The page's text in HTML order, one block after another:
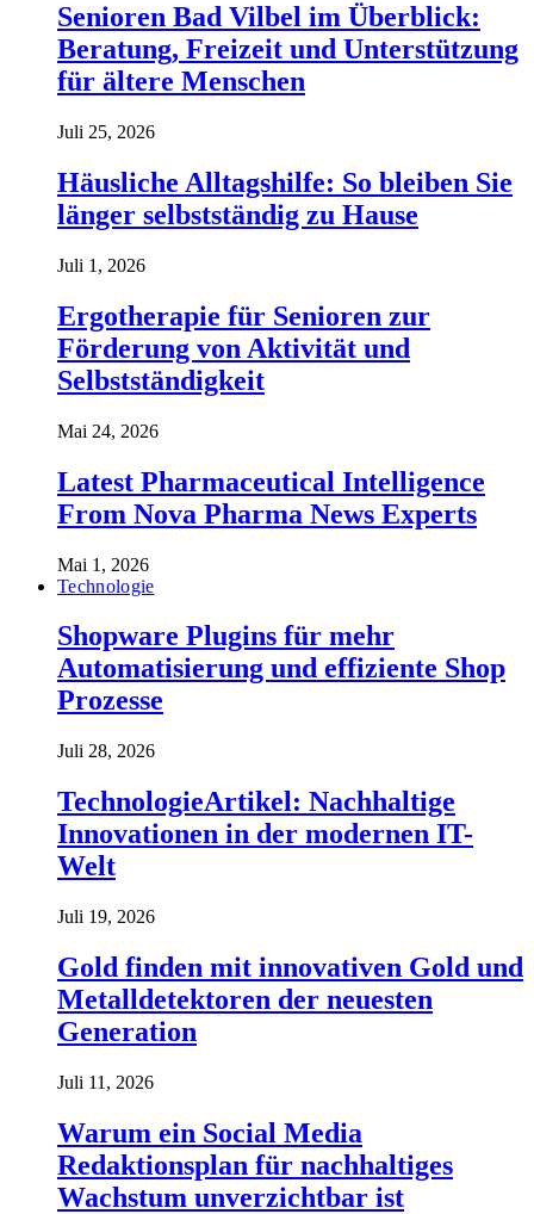
Senioren Bad Vilbel im Überblick:
Beratung, Freizeit und Unterstützung
für ältere Menschen
Juli 25, 2026
Häusliche Alltagshilfe: So bleiben Sie
länger selbstständig zu Hause
Juli 1, 2026
Ergotherapie für Senioren zur
Förderung von Aktivität und
Selbstständigkeit
Mai 24, 2026
Latest Pharmaceutical Intelligence
From Nova Pharma News Experts
Mai 1, 2026
Technologie
Shopware Plugins für mehr
Automatisierung und effiziente Shop
Prozesse
Juli 28, 2026
TechnologieArtikel: Nachhaltige
Innovationen in der modernen IT-
Welt
Juli 19, 2026
Gold finden mit innovativen Gold und
Metalldetektoren der neuesten
Generation
Juli 11, 2026
Warum ein Social Media
Redaktionsplan für nachhaltiges
Wachstum unverzichtbar ist